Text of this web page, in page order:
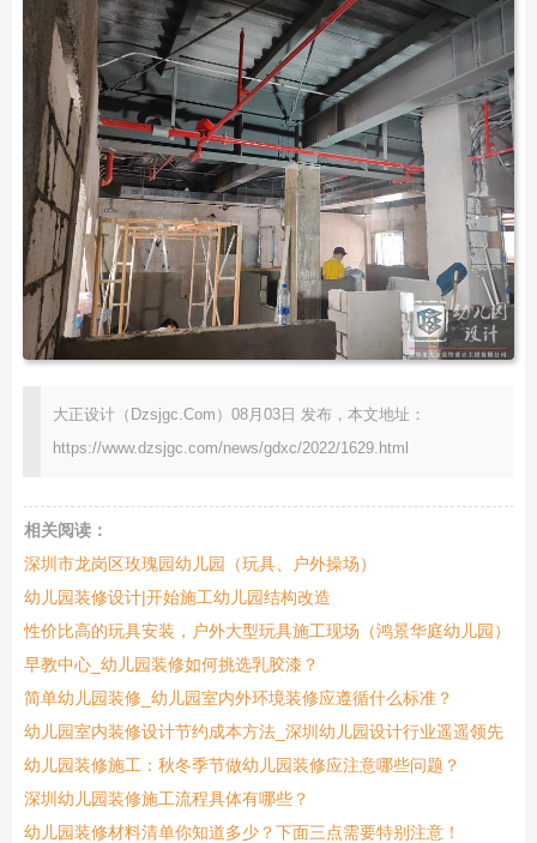
大正设计（Dzsjgc.Com）08月03日 发布，本文地址：
https://www.dzsjgc.com/news/gdxc/2022/1629.html
相关阅读：
深圳市龙岗区玫瑰园幼儿园（玩具、户外操场）
幼儿园装修设计|开始施工幼儿园结构改造
性价比高的玩具安装，户外大型玩具施工现场（鸿景华庭幼儿园）
早教中心_幼儿园装修如何挑选乳胶漆？
简单幼儿园装修_幼儿园室内外环境装修应遵循什么标准？
幼儿园室内装修设计节约成本方法_深圳幼儿园设计行业遥遥领先
幼儿园装修施工：秋冬季节做幼儿园装修应注意哪些问题？
深圳幼儿园装修施工流程具体有哪些？
幼儿园装修材料清单你知道多少？下面三点需要特别注意！